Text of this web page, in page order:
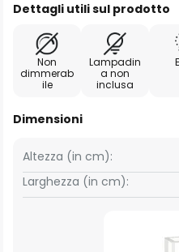
Dettagli utili sul prodotto
Non
dimmerab
ile
Lampadin
a non
inclusa
Dimensioni
Larghezza (in cm):
Altezza (in cm):